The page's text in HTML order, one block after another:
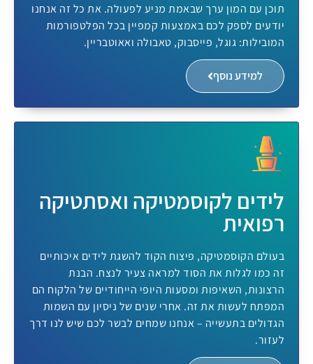
תוכן עם המון ערך שבאמת מניע לפעולה. את כל זה אנחנו
יודעים לספק לכם באמצעות קמפיין בכל הפלטפורמות
המובילות: גוגל, פייסבוק, טאבולה ואאוטבריין.
למידע נוסף
לידים לקוסמטיקה ואסתטיקה
רפואית
בעולם הקוסמטיקה, פיצוח הקוד להשגת לידים איכותיים
זה כמו לגלות את הסוד למראה צעיר לנצח. הבנת
הרצונות, השאיפות ומסעות היופי הייחודיים של הלקוח הם
המפתח לעשות את זה. אחרי שנים של ניסיון עם השמות
הגדולים בתעשייה – אנחנו שמחים לבשר לכם שיש לנו דרך
לעזור.